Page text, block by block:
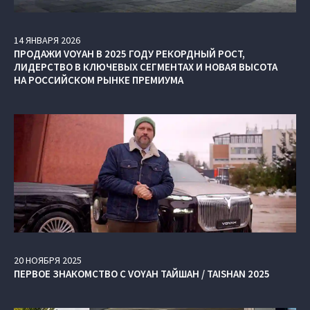
14ЯНВАРЯ 2026
ПРОДАЖИ VOYAH В 2025 ГОДУ РЕКОРДНЫЙ РОСТ,
ЛИДЕРСТВО В КЛЮЧЕВЫХ СЕГМЕНТАХ И НОВАЯ ВЫСОТА
НА РОССИЙСКОМ РЫНКЕ ПРЕМИУМА
20НОЯБРЯ 2025
ПЕРВОЕ ЗНАКОМСТВО С VOYAH ТАЙШАН / TAISHAN 2025